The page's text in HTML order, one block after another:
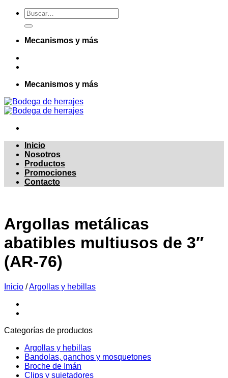
Skip
content
Buscar
por:
Mecanismos y más
Mecanismos y más
Inicio
Nosotros
Productos
Promociones
Contacto
Argollas metálicas
abatibles multiusos de 3″
(AR-76)
Inicio /Argollas y hebillas
Categorías de productos
Argollas y hebillas
Bandolas, ganchos y mosquetones
Broche de Imán
Clips y sujetadores